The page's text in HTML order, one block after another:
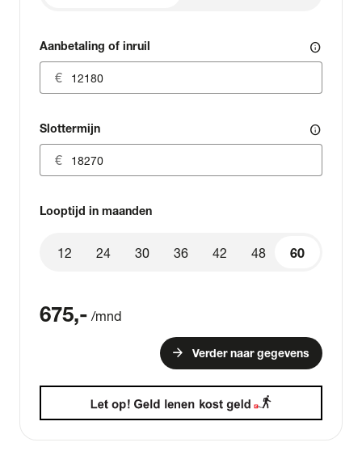
Aanbetaling of inruil info
Slottermijn info
Looptijd in maanden
60
12 24 30 36 42 48 60
675,- /mnd
arrow_forward Verder naar gegevens